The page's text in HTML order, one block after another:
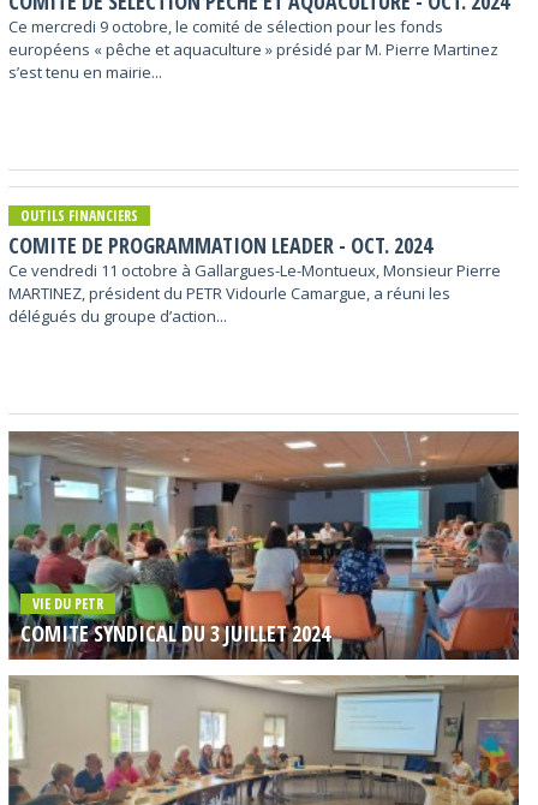
Ce mercredi 9 octobre, le comité de sélection pour les fonds
européens « pêche et aquaculture » présidé par M. Pierre Martinez
s’est tenu en mairie...
OUTILS FINANCIERS
COMITE DE PROGRAMMATION LEADER - OCT. 2024
Ce vendredi 11 octobre à Gallargues-Le-Montueux, Monsieur Pierre
MARTINEZ, président du PETR Vidourle Camargue, a réuni les
délégués du groupe d’action...
VIE DU PETR
COMITE SYNDICAL DU 3 JUILLET 2024